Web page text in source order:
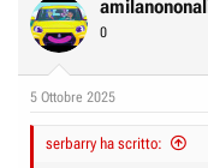
Mi domando cosa
Grazie in anticipo le
t
i
s
0
5 Ottobre 2025
serbarry ha scritto: